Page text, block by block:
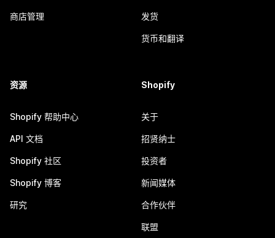
商店管理 发货
货币和翻译
资源
Shopify 帮助中心
API 文档
Shopify 社区
Shopify 博客
研究
Shopify
关于
招贤纳士
投资者
新闻媒体
合作伙伴
联盟